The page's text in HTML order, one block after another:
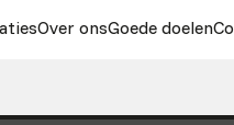
Over onsGoede doelen